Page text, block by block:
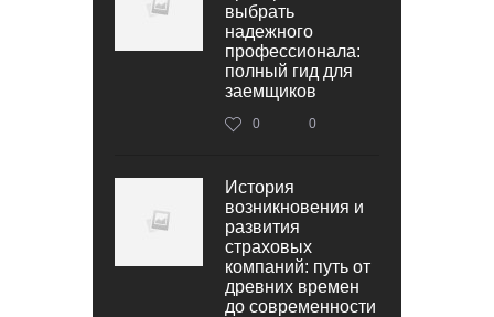
выбрать
надежного
профессионала:
полный гид для
заемщиков
0 0
История
возникновения и
развития
страховых
компаний: путь от
древних времен
до современности